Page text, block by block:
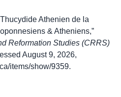
Athenien de la
& Atheniens,”
Reformation Studies (CRRS)
August 9, 2026,
items/show/9359.